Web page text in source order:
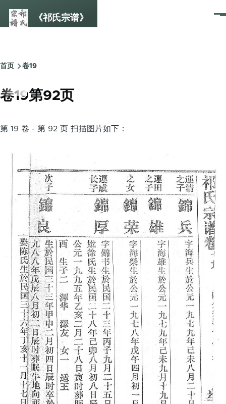
《祁氏宗谱》
菜
面
包
屑
首页 卷19
卷19第92页
第 19 卷 - 第 92 页 扫描图片如下：